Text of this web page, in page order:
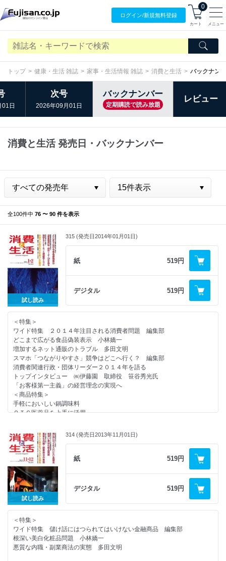
ログイン/新規無料登録
0
カート メニュー
トップ 健康・生活 雑誌 家事・生活情報 雑誌 消費と生活 バックナン
01日
次号
2026年09月01日
バックナンバー
定期購読で読み放題
レビュー
消費と生活 発売日・バックナンバー
全100件中 76 〜 90 件を表示
試し読み
315 (発売日2014年01月01日)
紙 519円
デジタル 519円
＜特集＞
ワイド特集 ２０１４年注目される消費者問題 編集部
どこまで広がる食品偽装表示 小林嬌一
増加するネット通販のトラブル 多田文明
スマホ「つながりやすさ」競争はどこへ行く？ 編集部
消費者関連行政・団体リーダー２０１４年を語る
トップインタビュー ㈱伊藤園 取締役 笹谷秀光氏
「お客様第一主義」の経営理念の実現へ
＜商品特集＞
手軽においしい鍋調味料
ＯＴＣ医薬品を上手に活用
スポーツクラブはシニア層のサロン
＜連載＞
やぶにらみ社会学 １９３ ホーム柵の悲話 足立則夫
コンシューマー・アイ 夢・消費するだけでの社会貢献 横井雅子
消費者問題なう チェルノブイリの生き証人 猪瀬聖
New York Now ⑫ マスタッシュで男性病を治そう！ モベンバーとい
う運動 楓セビル
消費者センターめぐり １７５ 沖縄県県民生活センター 八重山分室
＜知っ得情報＞ 第５回 ＩＳＯってなに？
リサイクルの現場 第９回 ３Ｒの２０１３年フォローアップ報告
＜消費者情報＞
チーズフェスタ２０１３／食品ロス削減の検討会始まる／消費科学センタ
ー公開シンポ／
発泡スチロールアイデア大賞決定／㈱エル・スマイル主催の無料健康セミ
試し読み
314 (発売日2013年11月01日)
紙 519円
デジタル 519円
＜特集＞
ワイド特集 儲け話にはつられてはいけない金融商品 編集部
根深い美白化粧品問題 小林嬌一
悪質な内職・副業商法の実態 多田文明